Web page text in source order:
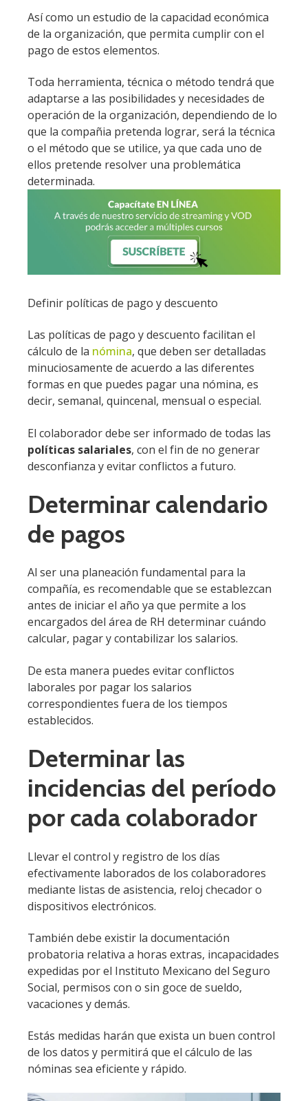
Así como un estudio de la capacidad económica
de la organización, que permita cumplir con el
pago de estos elementos.
Toda herramienta, técnica o método tendrá que
adaptarse a las posibilidades y necesidades de
operación de la organización, dependiendo de lo
que la compañia pretenda lograr, será la técnica
o el método que se utilice, ya que cada uno de
ellos pretende resolver una problemática
determinada.
Definir políticas de pago y descuento
Las políticas de pago y descuento facilitan el
cálculo de la nómina, que deben ser detalladas
minuciosamente de acuerdo a las diferentes
formas en que puedes pagar una nómina, es
decir, semanal, quincenal, mensual o especial.
El colaborador debe ser informado de todas las
políticas salariales, con el fin de no generar
desconfianza y evitar conflictos a futuro.
Determinar calendario
de pagos
Al ser una planeación fundamental para la
compañía, es recomendable que se establezcan
antes de iniciar el año ya que permite a los
encargados del área de RH determinar cuándo
calcular, pagar y contabilizar los salarios.
De esta manera puedes evitar conflictos
laborales por pagar los salarios
correspondientes fuera de los tiempos
establecidos.
Determinar las
incidencias del período
por cada colaborador
Llevar el control y registro de los días
efectivamente laborados de los colaboradores
mediante listas de asistencia, reloj checador o
dispositivos electrónicos.
También debe existir la documentación
probatoria relativa a horas extras, incapacidades
expedidas por el Instituto Mexicano del Seguro
Social, permisos con o sin goce de sueldo,
vacaciones y demás.
Estás medidas harán que exista un buen control
de los datos y permitirá que el cálculo de las
nóminas sea eficiente y rápido.